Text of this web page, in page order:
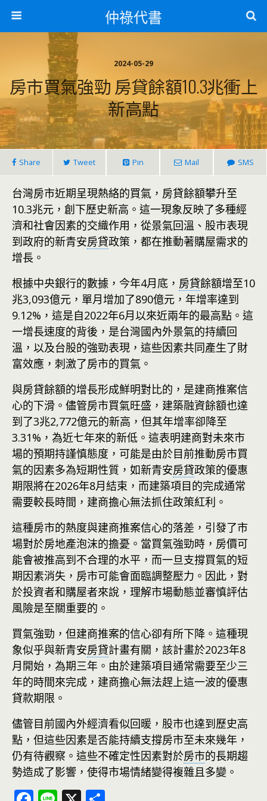
仲祿代書
2024-05-29
房市買氣強勁 房貸餘額10.3兆衝上
新高點
Share Tweet Pin Mail SMS
台灣房市近期呈現熱絡的買氣，房貸餘額攀升至
10.3兆元，創下歷史新高。這一現象反映了多種經
濟和社會因素的交織作用，從景氣回溫、股市表現
到政府的新青安房貸政策，都在推動著購屋需求的
增長。
根據中央銀行的數據，今年4月底， 房貸餘額增至10
兆3,093億元，單月增加了890億元，年增率達到
9.12%，這是自2022年6月以來近兩年的最高點。這
一增長速度的背後，是台灣國內外景氣的持續回
溫，以及台股的強勁表現，這些因素共同產生了財
富效應，刺激了房市的買氣。
與房貸餘額的增長形成鮮明對比的，是建商推案信
心的下滑。儘管房市買氣旺盛，建築融資餘額也達
到了3兆2,772億元的新高，但其年增率卻降至
3.31%，為近七年來的新低。這表明建商對未來市
場的預期持謹慎態度，可能是由於目前推動房市買
氣的因素多為短期性質，如新青安房貸政策的優惠
期限將在2026年8月結束，而建築項目的完成通常
需要較長時間，建商擔心無法抓住政策紅利。
這種房市的熱度與建商推案信心的落差，引發了市
場對於房地產泡沫的擔憂。當買氣強勁時，房價可
能會被推高到不合理的水平，而一旦支撐買氣的短
期因素消失，房市可能會面臨調整壓力。因此，對
於投資者和購屋者來說，理解市場動態並審慎評估
風險是至關重要的。
買氣強勁，但建商推案的信心卻有所下降。這種現
象似乎與新青安房貸計畫有關，該計畫於2023年8
月開始，為期三年。由於建築項目通常需要至少三
年的時間來完成，建商擔心無法趕上這一波的優惠
貸款期限。
儘管目前國內外經濟看似回暖，股市也達到歷史高
點，但這些因素是否能持續支撐房市至未來幾年，
仍有待觀察。這些不確定性因素對於房市的長期趨
勢造成了影響，使得市場情緒變得複雜且多變。